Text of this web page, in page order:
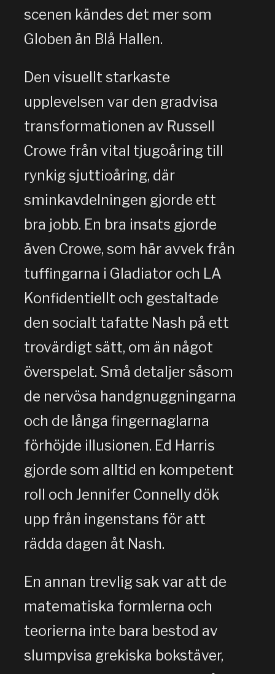
scenen kändes det mer som
Globen än Blå Hallen.
Den visuellt starkaste
upplevelsen var den gradvisa
transformationen av Russell
Crowe från vital tjugoåring till
rynkig sjuttioåring, där
sminkavdelningen gjorde ett
bra jobb. En bra insats gjorde
även Crowe, som här avvek från
tuffingarna i Gladiator och LA
Konfidentiellt och gestaltade
den socialt tafatte Nash på ett
trovärdigt sätt, om än något
överspelat. Små detaljer såsom
de nervösa handgnuggningarna
och de långa fingernaglarna
förhöjde illusionen. Ed Harris
gjorde som alltid en kompetent
roll och Jennifer Connelly dök
upp från ingenstans för att
rädda dagen åt Nash.
En annan trevlig sak var att de
matematiska formlerna och
teorierna inte bara bestod av
slumpvisa grekiska bokstäver,